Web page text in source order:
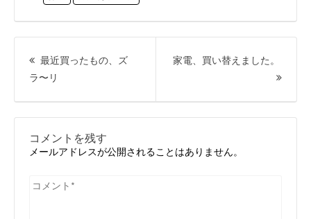
投
ゲ
最近買ったもの、ズ
ラ〜リ
家電、買い替えました。
次
コメントを残す
メールアドレスが公開されることはありません。
コ